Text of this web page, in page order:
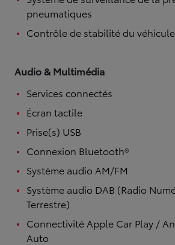
pneumatiques
Contrôle de stabilité du véhicule
Audio & Multimédia
Services connectés
Écran tactile
Prise(s) USB
Connexion Bluetooth®
Système audio AM/FM
Système audio DAB (Radio
Terrestre)
Connectivité Apple Car Play /
Auto